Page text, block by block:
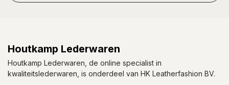
Houtkamp Lederwaren
Houtkamp Lederwaren, de online specialist in
kwaliteitslederwaren, is onderdeel van HK Leatherfashion BV.